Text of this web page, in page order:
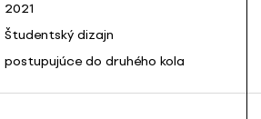
2021
Študentský dizajn
postupujúce do druhého kola